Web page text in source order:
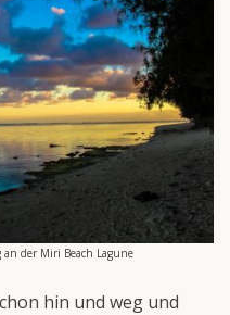
der Miri Beach Lagune
hin und weg und